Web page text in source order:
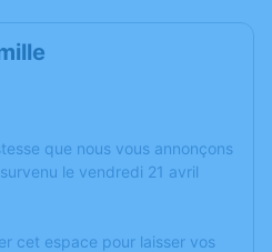
que nous vous annonçons
le vendredi 21 avril
cet espace pour laisser vos